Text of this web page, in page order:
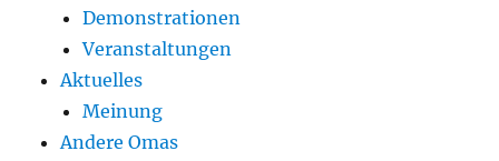
Demonstrationen
Veranstaltungen
Aktuelles
Meinung
Andere Omas